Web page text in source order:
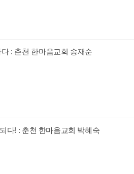
: 춘천 한마음교회 송재순
다! : 춘천 한마음교회 박혜숙